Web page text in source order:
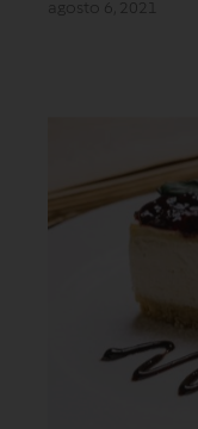
agosto 6, 2021